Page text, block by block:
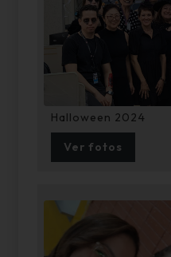
Halloween 2024
Ver fotos